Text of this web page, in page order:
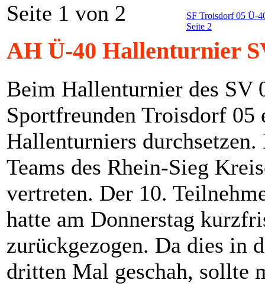
SF Troisdorf 05 Ü-
Seite 2
Seite 1 von 2
AH Ü-40 Hallenturnier
Beim Hallenturnier des SV
Sportfreunden Troisdorf 05
Hallenturniers
Teams des Rhein-Sieg
vertreten. Der 10.
hatte am Donnerstag
zurückgezogen. Da dies in
dritten Mal geschah, sollte